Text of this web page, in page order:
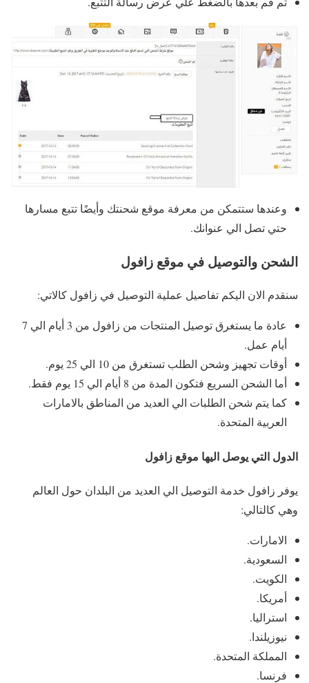
وعندها ستتمكن من معرفة موقع شحنتك وأيضًا تتبع مسارها
حتي تصل الي عنوانك.
الشحن والتوصيل في موقع زافول
سنقدم الان اليكم تفاصيل عملية التوصيل في زافول كالاتي:
عادة ما يستغرق توصيل المنتجات من زافول من 3 أيام الي 7
أيام عمل.
أوقات تجهيز وشحن الطلب تستغرق من 10 الي 25 يوم.
أما الشحن السريع فتكون المدة من 8 أيام الي 15 يوم فقط.
كما يتم شحن الطلبات الي العديد من المناطق بالامارات
العربية المتحدة.
الدول التي يوصل اليها موقع زافول
يوفر زافول خدمة التوصيل الي العديد من البلدان حول العالم
وهي كالتالي:
الامارات.
السعودية.
الكويت.
أمريكا.
استراليا.
نيوزيلندا.
المملكة المتحدة.
فرنسا.